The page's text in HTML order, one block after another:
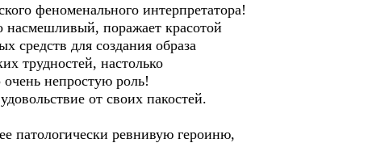
феноменального интерпретатора!
насмешливый, поражает красотой
средств для создания образа
трудностей, настолько
очень непростую роль!
от своих пакостей.
патологически ревнивую героиню,